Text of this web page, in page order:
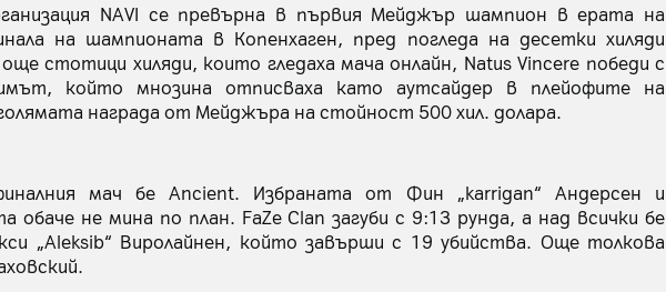
NAVI се превърна в първия Мейджър шампион в ерата на
на шампионата в Копенхаген, пред погледа на десетки хиляди
стотици хиляди, които гледаха мача онлайн, Natus Vincere победи с
който мнозина отписваха като аутсайдер в плейофите на
награда от Мейджъра на стойност 500 хил. долара.
мач бе Ancient. Избраната от Фин „karrigan“ Андерсен и
обаче не мина по план. FaZe Clan загуби с 9:13 рунда, а над всички бе
„Aleksib“ Виролайнен, който завърши с 19 убийства. Още толкова